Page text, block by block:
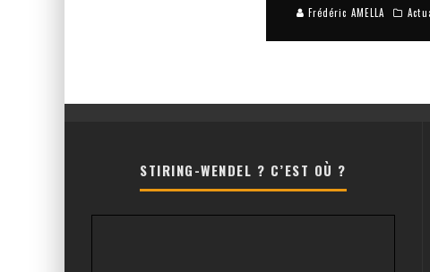
Frédéric AMELLA
STIRING-WENDEL ? C’EST OÙ ?